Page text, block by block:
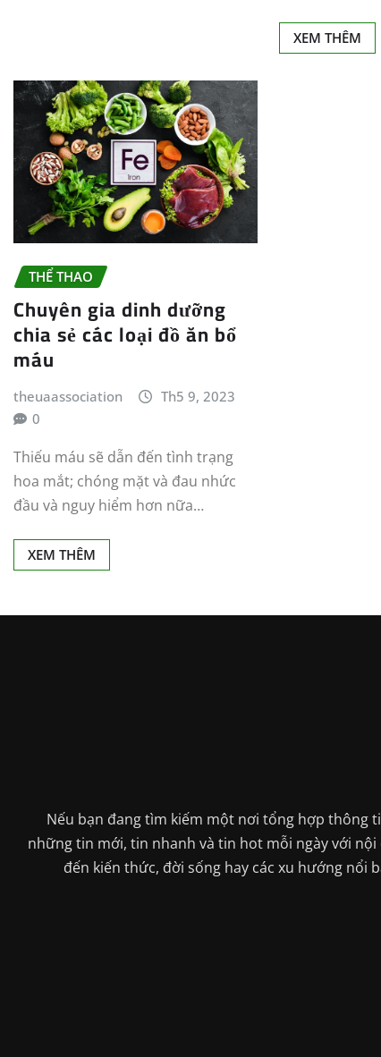
XEM THÊM
THỂ THAO
Chuyên gia dinh dưỡng
chia sẻ các loại đồ ăn bổ
máu
theuaassociation
Th5 9, 2023
0
Thiếu máu sẽ dẫn đến tình trạng
hoa mắt; chóng mặt và đau nhức
đầu và nguy hiểm hơn nữa…
XEM THÊM
Nếu bạn đang tìm kiếm một nơi tổng hợp thông
những tin mới, tin nhanh và tin hot mỗi ngày với
đến kiến thức, đời sống hay các xu hướng nổi